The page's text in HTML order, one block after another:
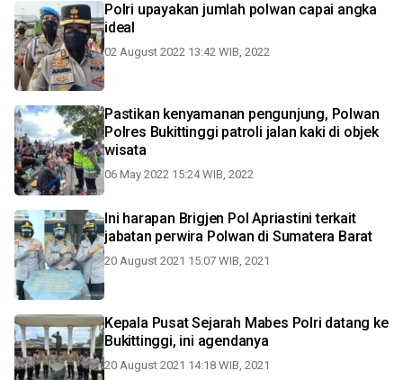
Polri upayakan jumlah polwan capai angka
ideal
02 August 2022 13:42 WIB, 2022
Pastikan kenyamanan pengunjung, Polwan
Polres Bukittinggi patroli jalan kaki di objek
wisata
06 May 2022 15:24 WIB, 2022
Ini harapan Brigjen Pol Apriastini terkait
jabatan perwira Polwan di Sumatera Barat
20 August 2021 15:07 WIB, 2021
Kepala Pusat Sejarah Mabes Polri datang ke
Bukittinggi, ini agendanya
20 August 2021 14:18 WIB, 2021